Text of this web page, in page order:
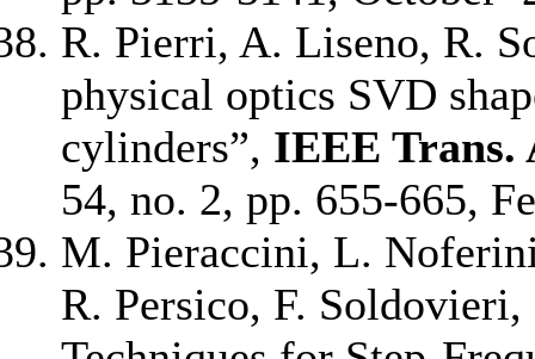
R. Pierri, A. Liseno, R.
physical optics SVD
cylinders”, IEEE Trans.
54, no. 2, pp. 655-665,
M. Pieraccini, L.
R. Persico, F.